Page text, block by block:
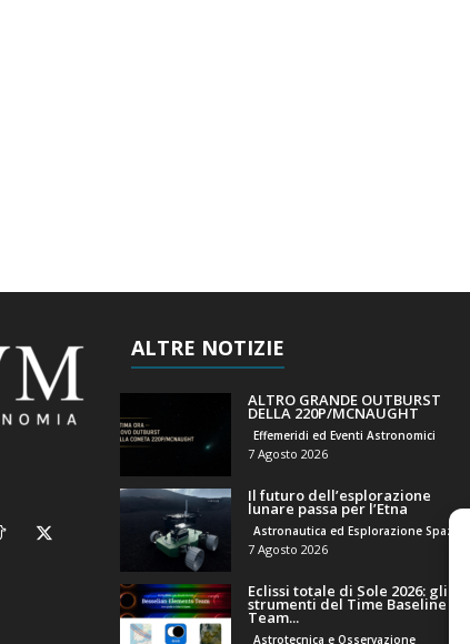
ALTRE NOTIZIE
ALTRO GRANDE OUTBURST
DELLA 220P/MCNAUGHT
Effemeridi ed Eventi Astronomici
7 Agosto 2026
Il futuro dell’esplorazione
lunare passa per l’Etna
7 Agosto 2026
Eclissi totale di Sole 2026: gli
strumenti del Time Baseline
Team...
Astrotecnica e Osservazione